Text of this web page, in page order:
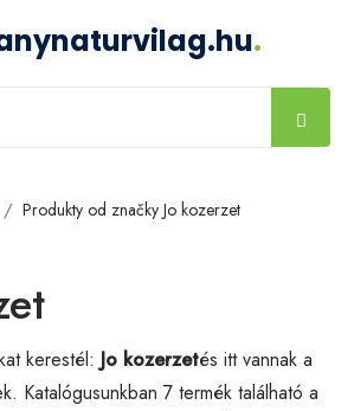
.
Produkty od značky Jo kozerzet
kerestél: Jo kozerzetés itt vannak a
Katalógusunkban 7 termék található a